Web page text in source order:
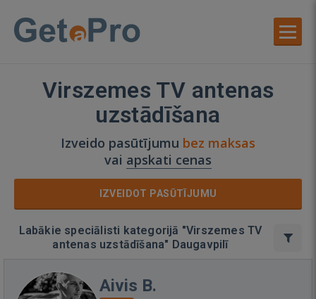
Virszemes TV antenas
uzstādīšana
Izveido pasūtījumu bez maksas
vai apskati cenas
IZVEIDOT PASŪTĪJUMU
Labākie speciālisti kategorijā "Virszemes TV
antenas uzstādīšana" Daugavpilī
Aivis B.